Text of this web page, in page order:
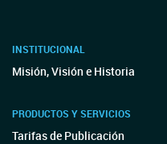
INSTITUCIONAL
Misión, Visión e Historia
PRODUCTOS Y SERVICIOS
Tarifas de Publicación